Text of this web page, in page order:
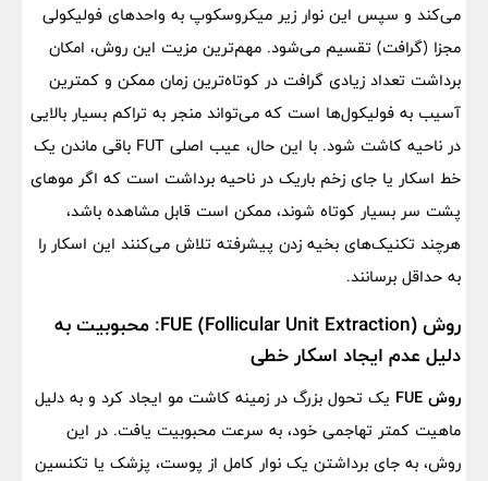
می‌کند و سپس این نوار زیر میکروسکوپ به واحدهای فولیکولی
مجزا (گرافت) تقسیم می‌شود. مهم‌ترین مزیت این روش، امکان
برداشت تعداد زیادی گرافت در کوتاه‌ترین زمان ممکن و کمترین
آسیب به فولیکول‌ها است که می‌تواند منجر به تراکم بسیار بالایی
در ناحیه کاشت شود. با این حال، عیب اصلی FUT باقی ماندن یک
خط اسکار یا جای زخم باریک در ناحیه برداشت است که اگر موهای
پشت سر بسیار کوتاه شوند، ممکن است قابل مشاهده باشد،
هرچند تکنیک‌های بخیه زدن پیشرفته تلاش می‌کنند این اسکار را
به حداقل برسانند.
روش FUE (Follicular Unit Extraction): محبوبیت به
دلیل عدم ایجاد اسکار خطی
روش FUE
یک تحول بزرگ در زمینه کاشت مو ایجاد کرد و به دلیل
ماهیت کمتر تهاجمی خود، به سرعت محبوبیت یافت. در این
روش، به جای برداشتن یک نوار کامل از پوست، پزشک یا تکنسین